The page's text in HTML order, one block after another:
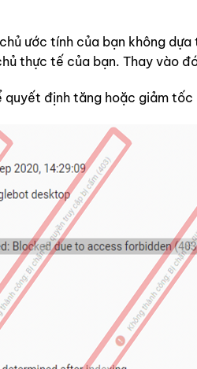
ước tính của bạn không
thực tế của bạn. Thay vào
định tăng hoặc giảm